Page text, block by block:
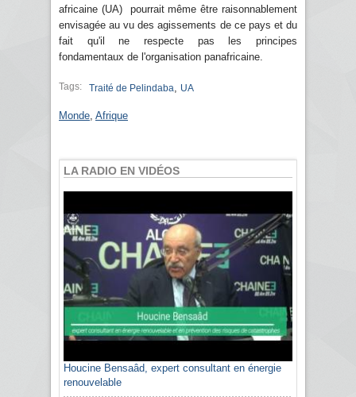
africaine (UA) pourrait même être raisonnablement
envisagée au vu des agissements de ce pays et du
fait qu'il ne respecte pas les principes
fondamentaux de l'organisation panafricaine.
Tags: Traité de Pelindaba UA
Monde Afrique
LA RADIO EN VIDÉOS
Houcine Bensaâd, expert consultant en énergie
renouvelable